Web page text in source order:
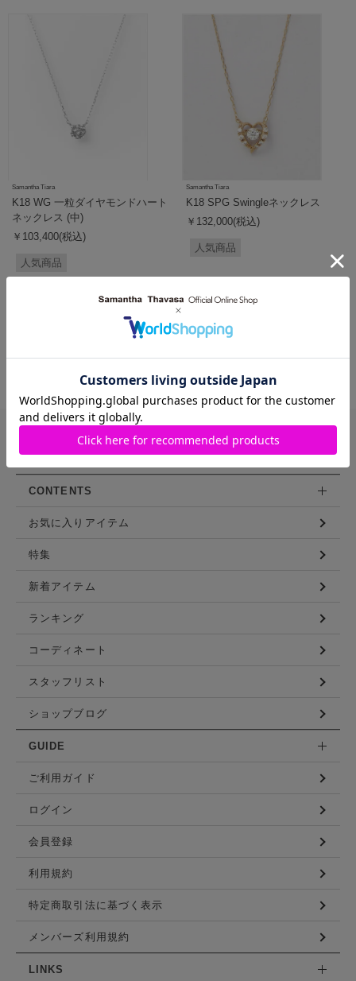
Samantha Tiara
K18 WG 一粒ダイヤモンドハート
ネックレス (中)
￥103,400(税込)
人気商品
Samantha Tiara
K18 SPG Swingleネックレス
￥132,000(税込)
人気商品
バッグや財布などを豊富に展開する
サマンサタバサ直営のファッション通販サイト
CONTENTS
お気に入りアイテム
特集
新着アイテム
ランキング
コーディネート
スタッフリスト
ショップブログ
GUIDE
ご利用ガイド
ログイン
会員登録
利用規約
特定商取引法に基づく表示
メンバーズ利用規約
LINKS